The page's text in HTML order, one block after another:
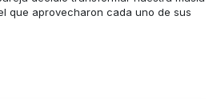
que aprovecharon cada uno de sus